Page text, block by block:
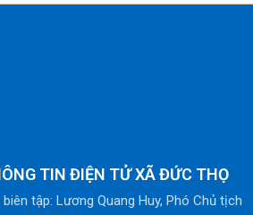
TIN ĐIỆN TỬ XÃ ĐỨC THỌ
Lương Quang Huy, Phó Chủ tịch